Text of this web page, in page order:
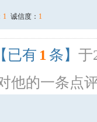
1 诚信度： 1
【已有 1 条】 于
他的一条点